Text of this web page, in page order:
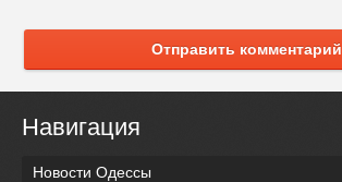
Отправить комментарий
Навигация
Новости Одессы